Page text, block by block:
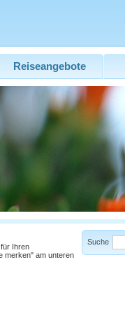
Reiseangebote
Ihren
merken" am unteren
Suche